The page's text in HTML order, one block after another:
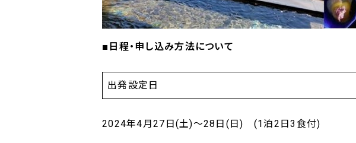
■日程・申し込み方法について
出発設定日
2024年4月27日(土)～28日(日) (1泊2日3食付)